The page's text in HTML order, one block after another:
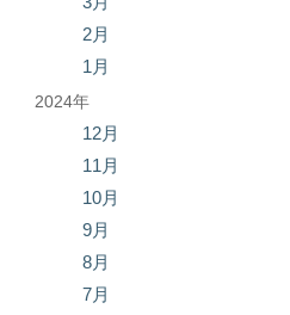
2月
1月
2024年
12月
11月
10月
9月
8月
7月